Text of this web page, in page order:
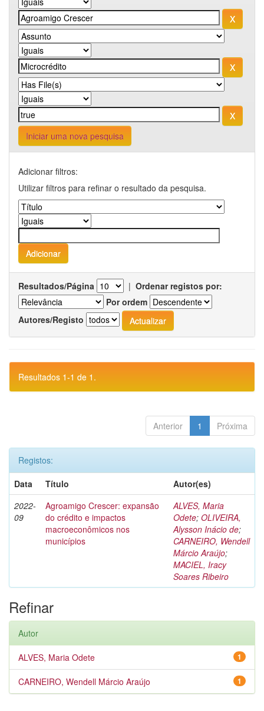
Iniciar uma nova pesquisa
Adicionar filtros:
Utilizar filtros para refinar o resultado da pesquisa.
Resultados/Página | Ordenar registos por:
Por ordem
Autores/Registo
Resultados 1-1 de 1.
Anterior 1 Próxima
Registos:
Data
Título
Autor(es)
2022-
09
Agroamigo Crescer: expansão
do crédito e impactos
macroeconômicos nos
municípios
ALVES, Maria
Odete; OLIVEIRA,
Alysson Inácio de;
CARNEIRO, Wendell
Márcio Araújo;
MACIEL, Iracy
Soares Ribeiro
Refinar
Autor
1
ALVES, Maria Odete
1
CARNEIRO, Wendell Márcio Araújo